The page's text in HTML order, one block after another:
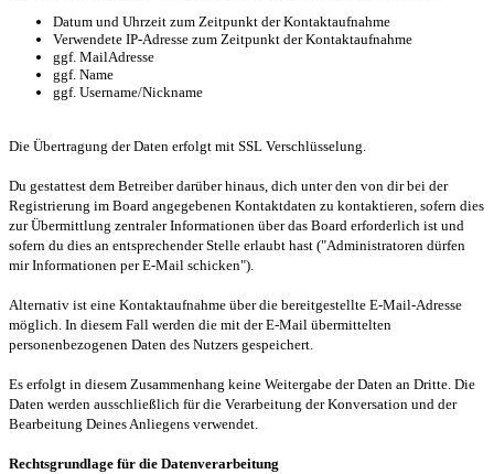
Datum und Uhrzeit zum Zeitpunkt der Kontaktaufnahme
Verwendete IP-Adresse zum Zeitpunkt der Kontaktaufnahme
ggf. MailAdresse
ggf. Name
ggf. Username/Nickname
Die Übertragung der Daten erfolgt mit SSL Verschlüsselung.
Du gestattest dem Betreiber darüber hinaus, dich unter den von dir bei der
Registrierung im Board angegebenen Kontaktdaten zu kontaktieren, sofern dies
zur Übermittlung zentraler Informationen über das Board erforderlich ist und
sofern du dies an entsprechender Stelle erlaubt hast ("Administratoren dürfen
mir Informationen per E-Mail schicken").
Alternativ ist eine Kontaktaufnahme über die bereitgestellte E-Mail-Adresse
möglich. In diesem Fall werden die mit der E-Mail übermittelten
personenbezogenen Daten des Nutzers gespeichert.
Es erfolgt in diesem Zusammenhang keine Weitergabe der Daten an Dritte. Die
Daten werden ausschließlich für die Verarbeitung der Konversation und der
Bearbeitung Deines Anliegens verwendet.
Rechtsgrundlage für die Datenverarbeitung